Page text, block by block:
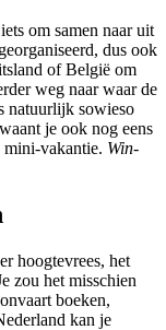
om samen naar uit
dus ook
of België om
weg naar waar de
natuurlijk sowieso
je ook nog eens
mini-vakantie. Win-
hoogtevrees, het
zou het misschien
boeken,
kan je